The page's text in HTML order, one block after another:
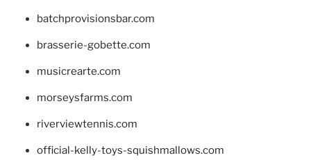
batchprovisionsbar.com
brasserie-gobette.com
musicrearte.com
morseysfarms.com
riverviewtennis.com
official-kelly-toys-squishmallows.com